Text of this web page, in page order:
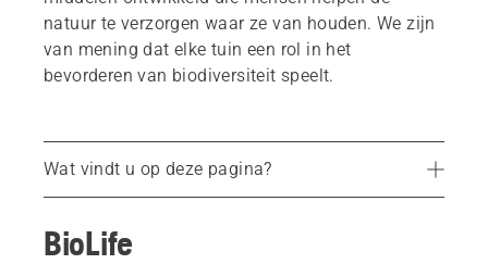
natuur te verzorgen waar ze van houden. We zijn
van mening dat elke tuin een rol in het
bevorderen van biodiversiteit speelt.
Wat vindt u op deze pagina?
De nuttige dieren in uw tuin
Bomen, heggen en struiken
BioLife